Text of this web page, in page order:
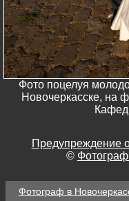
Фото поцелуя
Новочеркасске, на
Предупреждение
©
Фотограф в